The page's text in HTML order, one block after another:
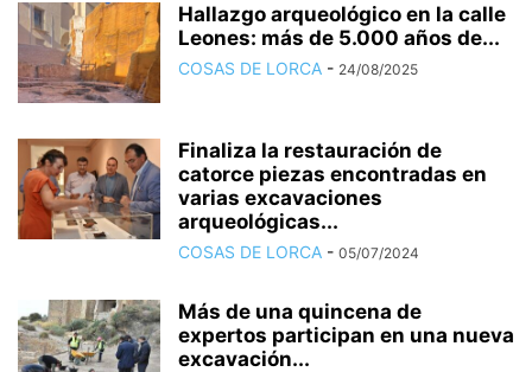
Hallazgo arqueológico en la calle
Leones: más de 5.000 años de...
COSAS DE LORCA - 24/08/2025
Finaliza la restauración de
catorce piezas encontradas en
varias excavaciones
arqueológicas...
COSAS DE LORCA - 05/07/2024
Más de una quincena de
expertos participan en una nueva
excavación...